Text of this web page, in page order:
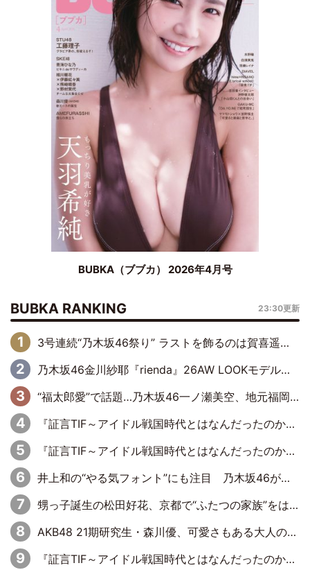
BUBKA（ブブカ） 2026年4月号
BUBKA RANKING 23:30更新
3号連続“乃木坂46祭り” ラストを飾るのは賀喜遥香…5年ぶりの登場に「5年分大人になった私を見ていただけたら」
乃木坂46金川紗耶『rienda』26AW LOOKモデルに就任
“福太郎愛”で話題…乃木坂46一ノ瀬美空、地元福岡『めんべい25周年トップサポーター』に就任
『証言TIF～アイドル戦国時代とはなんだったのか～』第6回：でんぱ組.inc・古川未鈴×相沢梨紗「『ハロプロやりたかったな』って言ったら、夢眠ねむさんに『てめえはでんぱ組．incなんだよ！』って肩パンされて(笑)」
『証言TIF～アイドル戦国時代とはなんだったのか～』第11回：私立恵比寿中学・真山りか×安本彩花「TIFで10年ぶりのキョンシーメイクをしたら、場を完全に引かせてしまって。時代が変わったんだなって」
井上和の“やる気フォント”にも注目 乃木坂46が挑んだ書道パフォーマンスの舞台裏
甥っ子誕生の松田好花、京都で“ふたつの家族”をはしご！ “母”黒谷友香に見送られ、“父”松岡昌宏とはハシゴ酒
AKB48 21期研究生・森川優、可愛さもある大人の女性に
『証言TIF～アイドル戦国時代とはなんだったのか～』第10回：さくら学院・武藤彩未×飯田らうら「正直、中3で辞めるというのを信じてなくて。そう言われてはいたけど、嘘でしょって」